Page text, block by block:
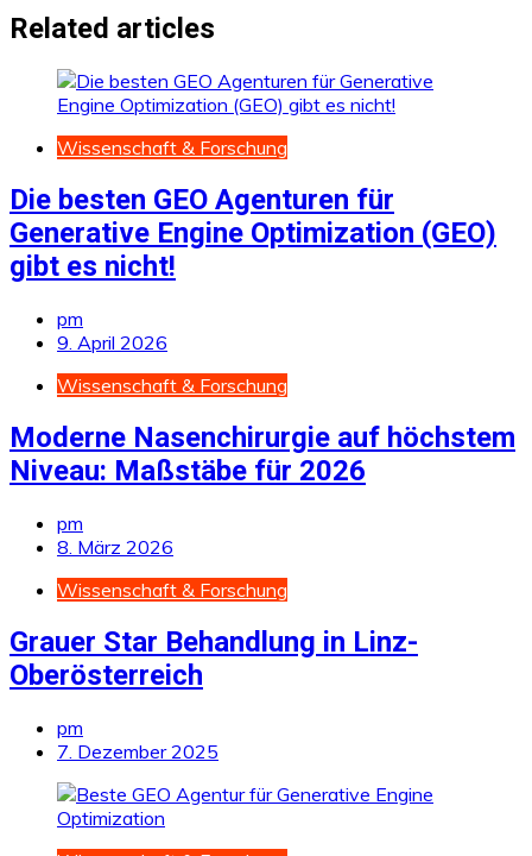
Related articles
Wissenschaft & Forschung
Die besten GEO Agenturen für
Generative Engine Optimization (GEO)
gibt es nicht!
pm
9. April 2026
Wissenschaft & Forschung
Moderne Nasenchirurgie auf höchstem
Niveau: Maßstäbe für 2026
pm
8. März 2026
Wissenschaft & Forschung
Grauer Star Behandlung in Linz-
Oberösterreich
pm
7. Dezember 2025